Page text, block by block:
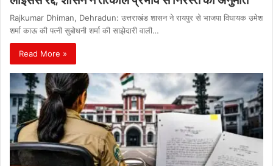
Rajkumar Dhiman, Dehradun: उत्तराखंड शासन ने रायपुर से भाजपा विधायक उमेश
शर्मा काऊ की पत्नी सुबोधनी शर्मा की साझेदारी वाली…
Read More »